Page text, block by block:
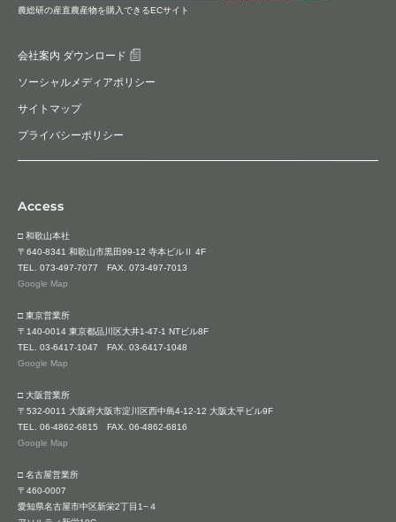
農総研の産直農産物を購入できるECサイト
会社案内 ダウンロード
ソーシャルメディアポリシー
サイトマップ
プライバシーポリシー
Access
□ 和歌山本社
〒640-8341 和歌山市黒田99-12 寺本ビルⅡ 4F
TEL. 073-497-7077 FAX. 073-497-7013
Google Map
□ 東京営業所
〒140-0014 東京都品川区大井1-47-1 NTビル8F
TEL. 03-6417-1047 FAX. 03-6417-1048
Google Map
□ 大阪営業所
〒532-0011 大阪府大阪市淀川区西中島4-12-12 大阪太平ビル9F
TEL. 06-4862-6815 FAX. 06-4862-6816
Google Map
□ 名古屋営業所
〒460-0007
愛知県名古屋市中区新栄2丁目1−４